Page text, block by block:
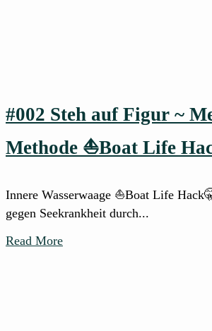
#002 Steh auf Figur ~
Methode ⛵Boat Life
Innere Wasserwaage ⛵Boat Life
gegen Seekrankheit durch...
Read More